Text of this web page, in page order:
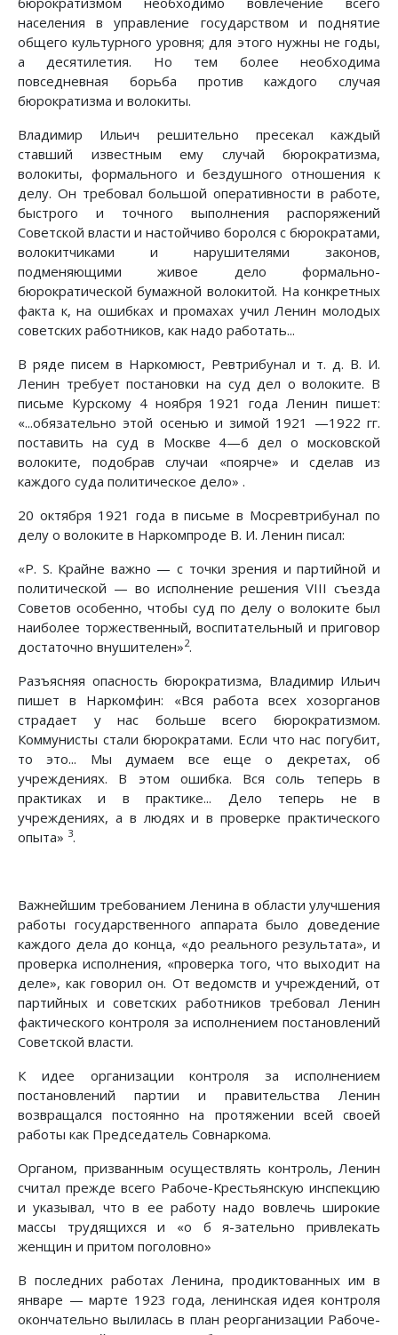
населения в управление государством и поднятие
общего культурного уровня; для этого нужны не годы,
а десятилетия. Но тем более необходима
повседневная борьба против каждого случая
бюрократизма и волокиты.
Владимир Ильич решительно пресекал каждый
ставший известным ему случай бюрократизма,
волокиты, формального и бездушного отношения к
делу. Он требовал большой оперативности в работе,
быстрого и точного выполнения распоряжений
Советской власти и настойчиво боролся с бюрократами,
волокитчиками и нарушителями законов,
подменяющими живое дело формально-
бюрократической бумажной волокитой. На конкретных
факта к, на ошибках и промахах учил Ленин молодых
советских работников, как надо работать...
В ряде писем в Наркомюст, Ревтрибунал и т. д. В. И.
Ленин требует постановки на суд дел о волоките. В
письме Курскому 4 ноября 1921 года Ленин пишет:
«...обязательно этой осенью и зимой 1921 —1922 гг.
поставить на суд в Москве 4—6 дел о московской
волоките, подобрав случаи «поярче» и сделав из
каждого суда политическое дело» .
20 октября 1921 года в письме в Мосревтрибунал по
делу о волоките в Наркомпроде В. И. Ленин писал:
«Р. S. Крайне важно — с точки зрения и партийной и
политической — во исполнение решения VIII съезда
Советов особенно, чтобы суд по делу о волоките был
наиболее торжественный, воспитательный и приговор
достаточно внушителен»2.
Разъясняя опасность бюрократизма, Владимир Ильич
пишет в Наркомфин: «Вся работа всех хозорганов
страдает у нас больше всего бюрократизмом.
Коммунисты стали бюрократами. Если что нас погубит,
то это... Мы думаем все еще о декретах, об
учреждениях. В этом ошибка. Вся соль теперь в
практиках и в практике... Дело теперь не в
учреждениях, а в людях и в проверке практического
опыта» 3.
Важнейшим требованием Ленина в области улучшения
работы государственного аппарата было доведение
каждого дела до конца, «до реального результата», и
проверка исполнения, «проверка того, что выходит на
деле», как говорил он. От ведомств и учреждений, от
партийных и советских работников требовал Ленин
фактического контроля за исполнением постановлений
Советской власти.
К идее организации контроля за исполнением
постановлений партии и правительства Ленин
возвращался постоянно на протяжении всей своей
работы как Председатель Совнаркома.
Органом, призванным осуществлять контроль, Ленин
считал прежде всего Рабоче-Крестьянскую инспекцию
и указывал, что в ее работу надо вовлечь широкие
массы трудящихся и «о б я-зательно привлекать
женщин и притом поголовно»
В последних работах Ленина, продиктованных им в
январе — марте 1923 года, ленинская идея контроля
окончательно вылилась в план реорганизации Рабоче-